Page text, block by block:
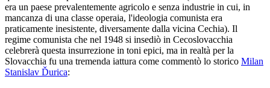
era un paese prevalentemente agricolo e senza industrie in cui, in
mancanza di una classe operaia, l'ideologia comunista era
praticamente inesistente, diversamente dalla vicina Cechia). Il
regime comunista che nel 1948 si insediò in Cecoslovacchia
celebrerà questa insurrezione in toni epici, ma in realtà per la
Slovacchia fu una tremenda iattura come commentò lo storico Milan
Stanislav Ďurica: